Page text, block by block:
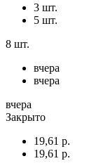
3 шт.
5 шт.
8 шт.
вчера
вчера
вчера
Закрыто
19,61 р.
19,61 р.